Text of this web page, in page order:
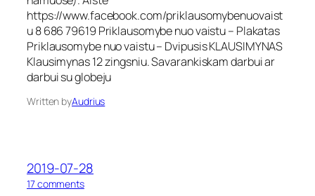
i
l
y
s
”
–
a
t
i
n
t
https://www.facebook.com/priklausomybenuovaist
u 8 686 79619 Priklausomybe nuo vaistu – Plakatas
Priklausomybe nuo vaistu – Dvipusis KLAUSIMYNAS
Klausimynas 12 zingsniu. Savarankiskam darbui ar
darbui su globeju
Written byAudrius
2019-07-28
17 commentso